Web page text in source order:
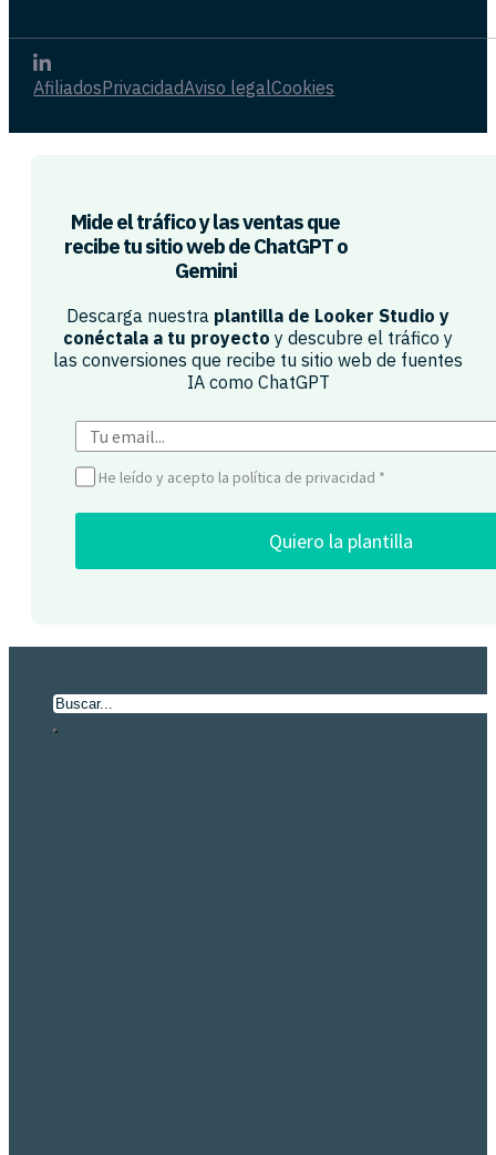
AfiliadosPrivacidadAviso legalCookies
Mide el tráfico y las ventas que
recibe tu sitio web de ChatGPT o
Gemini​
Descarga nuestra plantilla de Looker Studio y
conéctala a tu proyecto y descubre el tráfico y
las conversiones que recibe tu sitio web de fuentes
IA como ChatGPT​
He leído y acepto la política de privacidad *
Quiero la plantilla